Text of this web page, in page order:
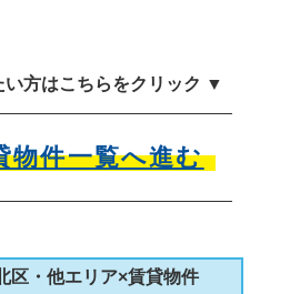
方はこちらをクリック ▼
物件一覧へ進む
区・他エリア×賃貸物件